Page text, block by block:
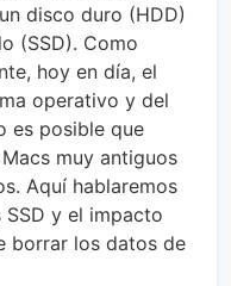
disco duro (HDD)
(SSD). Como
hoy en día, el
operativo y del
es posible que
muy antiguos
Aquí hablaremos
y el impacto
borrar los datos de